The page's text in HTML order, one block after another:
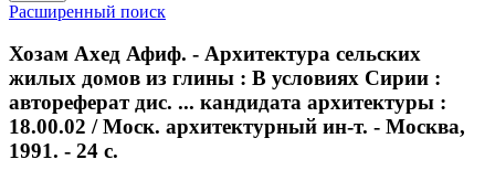
Расширенный поиск
Хозам Ахед Афиф. - Архитектура сельских
жилых домов из глины : В условиях Сирии :
автореферат дис. ... кандидата архитектуры :
18.00.02 / Моск. архитектурный ин-т. - Москва,
1991. - 24 с.